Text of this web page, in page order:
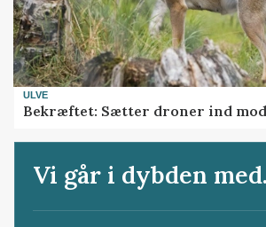
ULVE
Bekræftet: Sætter droner ind
Vi går i dybden